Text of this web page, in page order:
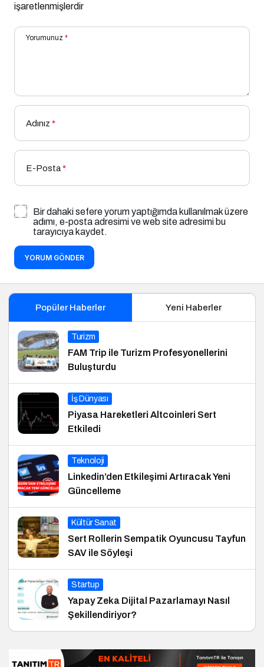
işaretlenmişlerdir
Yorumunuz *
Adınız *
E-Posta*
Bir dahaki sefere yorum yaptığımda kullanılmak üzere
adımı, e-posta adresimi ve web site adresimi bu
tarayıcıya kaydet.
YORUM GÖNDER
Popüler Haberler Yeni Haberler
Turizm
FAM Trip ile Turizm Profesyonellerini
Buluşturdu
İş Dünyası
Piyasa Hareketleri Altcoinleri Sert
Etkiledi
Teknoloji
Linkedin’den Etkileşimi Artıracak Yeni
Güncelleme
Kültür Sanat
Sert Rollerin Sempatik Oyuncusu Tayfun
SAV ile Söyleşi
Startup
Yapay Zeka Dijital Pazarlamayı Nasıl
Şekillendiriyor?